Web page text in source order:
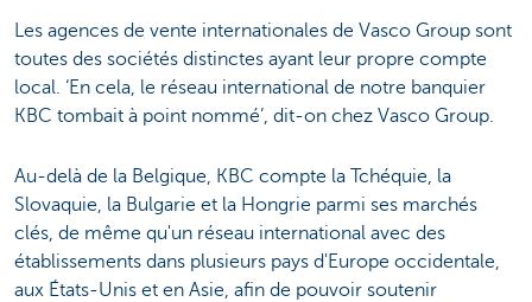
Les agences de vente internationales de Vasco Group sont
toutes des sociétés distinctes ayant leur propre compte
local. ‘En cela, le réseau international de notre banquier
KBC tombait à point nommé’, dit-on chez Vasco Group.
Au-delà de la Belgique, KBC compte la Tchéquie, la
Slovaquie, la Bulgarie et la Hongrie parmi ses marchés
clés, de même qu'un réseau international avec des
établissements dans plusieurs pays d'Europe occidentale,
aux États-Unis et en Asie, afin de pouvoir soutenir